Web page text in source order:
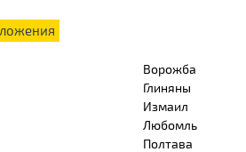
Ворожба
Глиняны
Измаил
Любомль
Полтава